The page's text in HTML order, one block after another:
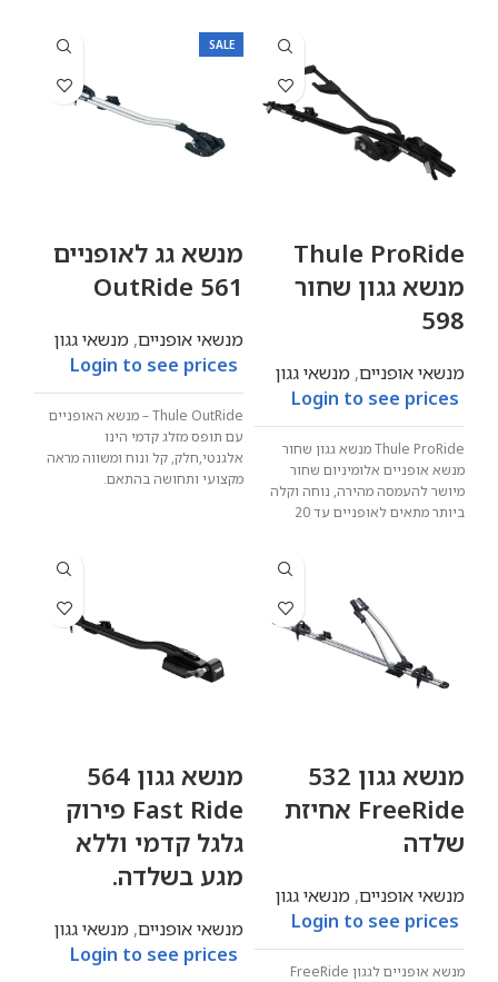
Thule ProRide
מנשא גגון שחור
598
מנשאי אופניים, מנשאי גגון
Login to see prices
Thule ProRide מנשא גגון שחור
מנשא אופניים אלומיניום שחור
מיושר להעמסה מהירה, נוחה וקלה
ביותר מתאים לאופניים עד 20
SALE
מנשא גג לאופניים
561 OutRide
מנשאי אופניים, מנשאי גגון
Login to see prices
Thule OutRide – מנשא האופניים
עם תופס מזלג קדמי הינו
אלגנטי,חלק, קל ונוח ומשווה מראה
מקצועי ותחושה בהתאם.
מנשא גגון 532
FreeRide אחיזת
שלדה
מנשאי אופניים, מנשאי גגון
Login to see prices
מנשא אופניים לגגון FreeRide
מנשא גגון 564
Fast Ride פירוק
גלגל קדמי וללא
מגע בשלדה.
מנשאי אופניים, מנשאי גגון
Login to see prices